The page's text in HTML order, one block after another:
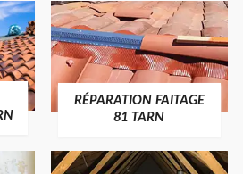
RÉPARATION FAITAGE
81 TARN